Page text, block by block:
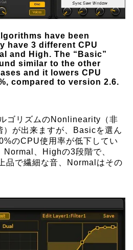
have been
have 3 different CPU
and High. The “Basic”
similar to the other
and it lowers CPU
compared to version 2.6.
ゴリズムのNonlinearity（非
）が出来ますが、Basicを選ん
のCPU使用率が低下してい
Normal、Highの3段階で、
品で繊細な音、Normalはその